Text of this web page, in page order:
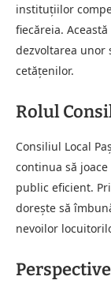
instituțiilor
fiecăreia.
dezvoltarea unor
cetățenilor.
Rolul
Consiliul Local
continua să
public eficient.
dorește să
nevoilor